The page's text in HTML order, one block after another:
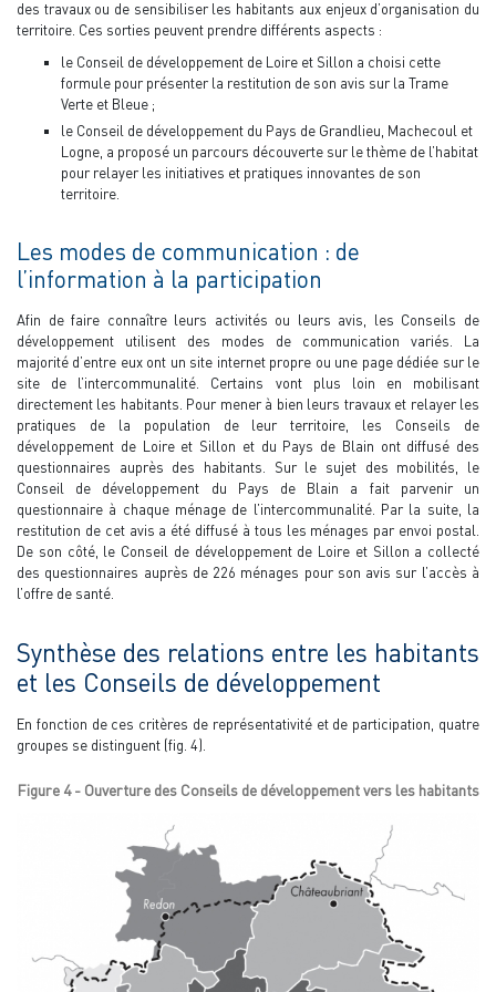
des travaux ou de sensibiliser les habitants aux enjeux d’organisation du
territoire. Ces sorties peuvent prendre différents aspects :
le Conseil de développement de Loire et Sillon a choisi cette
formule pour présenter la restitution de son avis sur la Trame
Verte et Bleue ;
le Conseil de développement du Pays de Grandlieu, Machecoul et
Logne, a proposé un parcours découverte sur le thème de l’habitat
pour relayer les initiatives et pratiques innovantes de son
territoire.
Les modes de communication : de
l’information à la participation
Afin de faire connaître leurs activités ou leurs avis, les Conseils de
développement utilisent des modes de communication variés. La
majorité d’entre eux ont un site internet propre ou une page dédiée sur le
site de l’intercommunalité. Certains vont plus loin en mobilisant
directement les habitants. Pour mener à bien leurs travaux et relayer les
pratiques de la population de leur territoire, les Conseils de
développement de Loire et Sillon et du Pays de Blain ont diffusé des
questionnaires auprès des habitants. Sur le sujet des mobilités, le
Conseil de développement du Pays de Blain a fait parvenir un
questionnaire à chaque ménage de l’intercommunalité. Par la suite, la
restitution de cet avis a été diffusé à tous les ménages par envoi postal.
De son côté, le Conseil de développement de Loire et Sillon a collecté
des questionnaires auprès de 226 ménages pour son avis sur l’accès à
l’offre de santé.
Synthèse des relations entre les habitants
et les Conseils de développement
En fonction de ces critères de représentativité et de participation, quatre
groupes se distinguent (fig. 4).
Figure 4 - Ouverture des Conseils de développement vers les habitants